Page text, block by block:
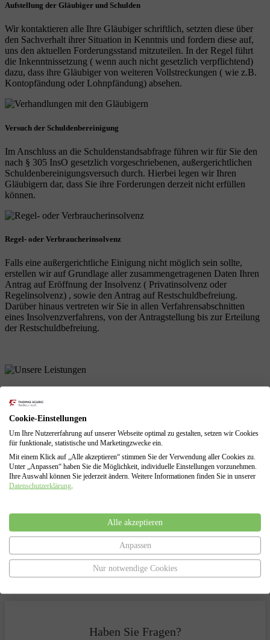
Aufstellung der Gläubiger und Schulden
Wir kontaktieren alle Ihre Gläubiger schriftlich, setzten diese über
den Sachverhalt ihrer Situation in Kenntnis und fordern diese auf,
uns den aktuellen Forderungsstand mitzuteilen. In der Regel führt
die Inkenntnissetzung ( wenn auch nicht gesetzlich verpflichtend)
dazu, dass ihre Gläubiger von weiteren Vollstreckungen ( wie z.B.
Kontopfändung oder Lohnpfändung) absehen.
Versuch der Schuldenbereinigung
Im Anschluss an die Schuldenstandsabfrage führen wir für Sie den
nach § 305 InsO gesetzlich vorgeschriebenen, außergerichtlichen
Schuldenbereinigungsversuch durch. Hierbei legen wir Ihren
Gläubigern dar, dass Sie ihre Forderungen derzeit nicht erfüllen
können.
Regel- oder Verbraucherinsolvenz
Falls eine außergerichtliche Einigung nicht möglich sein sollte,
erstellen wir auf Grundlage aller zusammengetragenen Daten Ihren
Antrag auf Eröffnung der Insolvenz ( Privatinsolvenz oder
Regelinsolvenz) , sowie den Antrag auf Restschuldbefreiung.
Darüber hinaus vertreten wir Sie in allen Verfahrensabschnitten
eines Insolvenzverfahrens, von der Antragstellung bis zur Erteilung
der Restschuldbefreiung.
Profitieren Sie von unserer langjährigen Erfahrungen! Wir sind mit
allen Problemen einer finanziellen Krise vertraut und können diese
für Sie lösen.
Schuldenberatung für Verbraucher und Selbstständige
Insolvenzantragsstellung und Begleitung durch das
Vertretung gegenüber dem Insolvenzgericht und dem
Insolvenzverwalter
Haben Sie Fragen?
Cookie-Einstellungen
Um Ihre Nutzererfahrung auf unserer Webseite optimal zu gestalten, setzen wir Cookies
für funktionale, statistische und Marketingzwecke ein.
Mit einem Klick auf „Alle akzeptieren“ stimmen Sie der Verwendung aller Cookies zu.
Unter „Anpassen“ haben Sie die Möglichkeit, individuelle Einstellungen vorzunehmen.
Ihre Auswahl können Sie jederzeit ändern. Weitere Informationen finden Sie in unserer
Datenschutzerklärung
Alle akzeptieren
Anpassen
Nur notwendige Cookies